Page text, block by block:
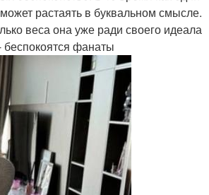
растаять в буквальном смысле.
веса она уже ради своего идеала
беспокоятся фанаты